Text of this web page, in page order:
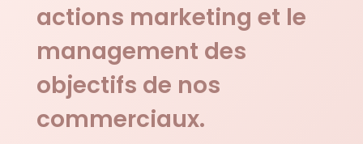
actions marketing et le
management des
objectifs de nos
commerciaux.